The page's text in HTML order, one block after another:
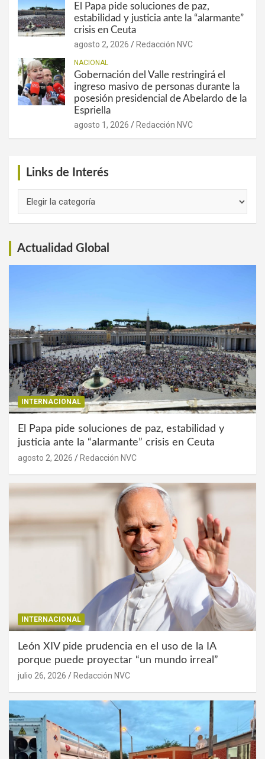
El Papa pide soluciones de paz,
estabilidad y justicia ante la “alarmante”
crisis en Ceuta
agosto 2, 2026 Redacción NVC
NACIONAL
Gobernación del Valle restringirá el
ingreso masivo de personas durante la
posesión presidencial de Abelardo de la
Espriella
agosto 1, 2026 Redacción NVC
Links de Interés
Actualidad Global
INTERNACIONAL
El Papa pide soluciones de paz, estabilidad y
justicia ante la “alarmante” crisis en Ceuta
agosto 2, 2026 Redacción NVC
INTERNACIONAL
León XIV pide prudencia en el uso de la IA
porque puede proyectar “un mundo irreal”
julio 26, 2026 Redacción NVC